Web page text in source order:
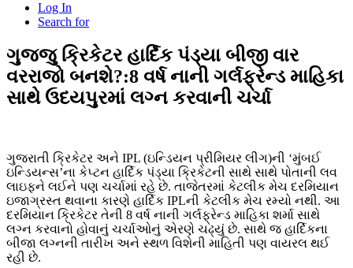
Log In
Search for
ગુજ્જુ ક્રિકેટર હાર્દિક પંડ્યા બીજી વાર
વરરાજો બનશે?:8 વર્ષ નાની ગર્લફ્રેન્ડ માહિકા
સાથે ઉદયપુરમાં લગ્ન કરવાની ચર્ચા
ગુજરાતી ક્રિકેટર અને IPL (ઇન્ડિયન પ્રીમિયર લીગ)ની ‘મુંબઈ
ઇન્ડિયન્સ’ના કેપ્ટન હાર્દિક પંડ્યા ક્રિકેટની સાથે સાથે પોતાની લવ
લાઇફને લઈને પણ ચર્ચામાં રહે છે. તાજેતરમાં કેટલીક મેચ દરમિયાન
ઇજાગ્રસ્ત થવાના કારણે હાર્દિક IPLની કેટલીક મેચ રમ્યો નથી. આ
દરમિયાન ક્રિકેટર તેની 8 વર્ષ નાની ગર્લફ્રેન્ડ માહિકા શર્મા સાથે
લગ્ન કરવાનો હોવાનું ચર્ચાઓનું એરણે ચઢ્યું છે. સાથે જ હાર્દિકના
બીજા લગ્નની તારીખ અને સ્થળ વિશેની માહિતી પણ વાયરલ થઈ
રહી છે.